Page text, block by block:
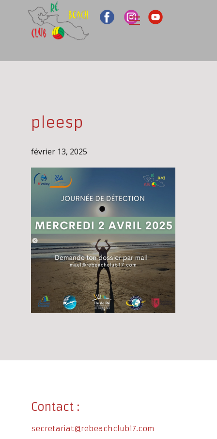
pleesp
février 13, 2025
Contact :
secretariat@rebeachclub17.com